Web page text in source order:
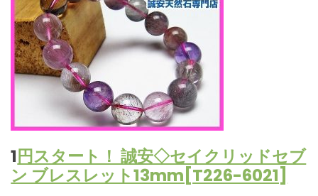
1円スタート！ 誠安◇セイクリッドセブ
ン ブレスレット13mm[T226-6021]